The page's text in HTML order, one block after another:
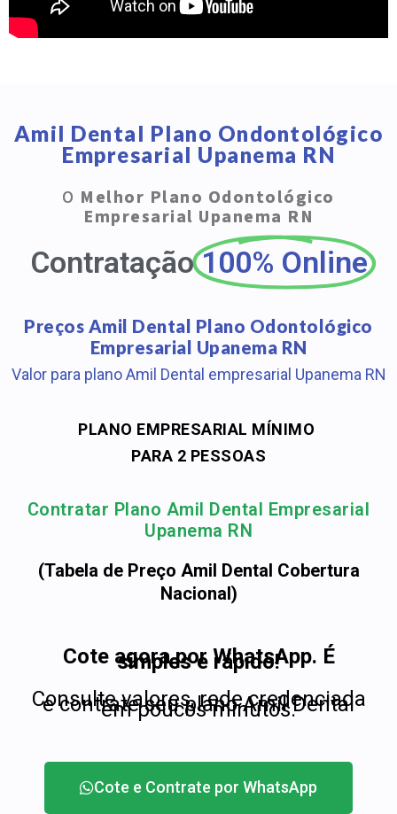
Amil Dental Plano Ondontológico
Empresarial Upanema RN
O Melhor Plano Odontológico
Empresarial Upanema RN
Contratação 100% Online
Preços Amil Dental Plano Odontológico
Empresarial Upanema RN
Valor para plano Amil Dental empresarial Upanema RN
PLANO EMPRESARIAL MÍNIMO
PARA 2 PESSOAS
Contratar Plano Amil Dental Empresarial
Upanema RN
(Tabela de Preço Amil Dental Cobertura
Nacional)
Cote agora por WhatsApp. É
simples e rápido!
Consulte valores, rede credenciada
e contrate seu plano Amil Dental
em poucos minutos.
Cote e Contrate por WhatsApp